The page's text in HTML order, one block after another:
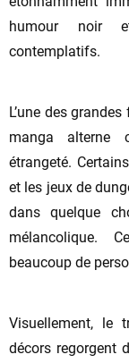
humour noir
contemplatifs.
L’une des
manga alterne
étrangeté.
et les jeux de
dans quelque
mélancolique.
beaucoup de
Visuellement, le
décors regorgent